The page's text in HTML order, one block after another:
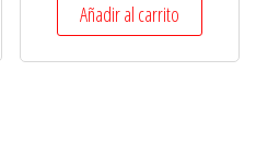
Añadir al carrito